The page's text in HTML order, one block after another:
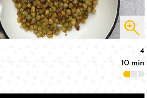
zoom_in
4
10 min